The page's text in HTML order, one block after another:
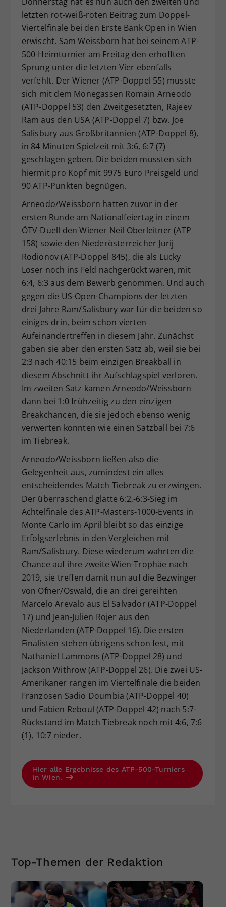
letzten rot-weiß-roten Beitrag zum Doppel-
Viertelfinale bei den Erste Bank Open in Wien
erwischt. Sam Weissborn hat bei seinem ATP-
500-Heimturnier am Freitag den erhofften
Sprung unter die letzten Vier ebenfalls
verfehlt. Der Wiener (ATP-Doppel 55) musste
sich mit dem Monegassen Romain Arneodo
(ATP-Doppel 53) den Zweitgesetzten, Rajeev
Ram aus den USA (ATP-Doppel 7) bzw. Joe
Salisbury aus Großbritannien (ATP-Doppel 8),
in 84 Minuten Spielzeit mit 3:6, 6:7 (7)
geschlagen geben. Die beiden mussten sich
hiermit pro Kopf mit 9975 Euro Preisgeld und
90 ATP-Punkten begnügen.
Arneodo/Weissborn hatten zuvor in der
ersten Runde am Nationalfeiertag in einem
ÖTV-Duell den Wiener Neil Oberleitner (ATP
158) sowie den Niederösterreicher Jurij
Rodionov (ATP-Doppel 845), die als Lucky
Loser noch ins Feld nachgerückt waren, mit
6:4, 6:3 aus dem Bewerb genommen. Und auch
gegen die US-Open-Champions der letzten
drei Jahre Ram/Salisbury war für die beiden so
einiges drin, beim schon vierten
Aufeinandertreffen in diesem Jahr. Zunächst
gaben sie aber den ersten Satz ab, weil sie bei
2:3 nach 40:15 beim einzigen Breakball in
diesem Abschnitt ihr Aufschlagspiel verloren.
Im zweiten Satz kamen Arneodo/Weissborn
dann bei 1:0 frühzeitig zu den einzigen
Breakchancen, die sie jedoch ebenso wenig
verwerten konnten wie einen Satzball bei 7:6
im Tiebreak.
Arneodo/Weissborn ließen also die
Gelegenheit aus, zumindest ein alles
entscheidendes Match Tiebreak zu erzwingen.
Der überraschend glatte 6:2,-6:3-Sieg im
Achtelfinale des ATP-Masters-1000-Events in
Monte Carlo im April bleibt so das einzige
Erfolgserlebnis in den Vergleichen mit
Ram/Salisbury. Diese wiederum wahrten die
Chance auf ihre zweite Wien-Trophäe nach
2019, sie treffen damit nun auf die Bezwinger
von Ofner/Oswald, die an drei gereihten
Marcelo Arevalo aus El Salvador (ATP-Doppel
17) und Jean-Julien Rojer aus den
Niederlanden (ATP-Doppel 16). Die ersten
Finalisten stehen übrigens schon fest, mit
Nathaniel Lammons (ATP-Doppel 28) und
Jackson Withrow (ATP-Doppel 26). Die zwei US-
Amerikaner rangen im Viertelfinale die beiden
Franzosen Sadio Doumbia (ATP-Doppel 40)
und Fabien Reboul (ATP-Doppel 42) nach 5:7-
Rückstand im Match Tiebreak noch mit 4:6, 7:6
(1), 10:7 nieder.
Hier alle Ergebnisse des ATP-500-Turniers
in Wien.
Top-Themen der Redaktion
Zweck
Dieser Wert speichert Ihre Consent-
Einstellungen. Unter anderem eine
zufällig generierte ID, für die
historische Speicherung Ihrer
vorgenommen Einstellungen, falls der
Webseiten-Betreiber dies eingestellt
hat.